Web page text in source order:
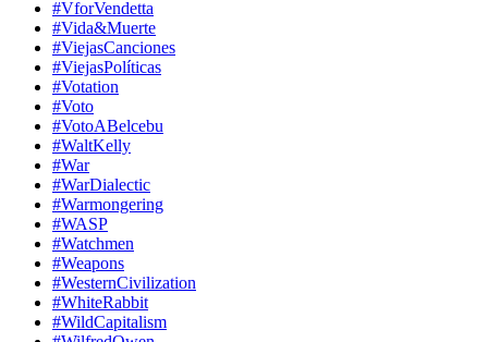
#VforVendetta
#Vida&Muerte
#ViejasCanciones
#ViejasPolíticas
#Votation
#Voto
#VotoABelcebu
#WaltKelly
#War
#WarDialectic
#Warmongering
#WASP
#Watchmen
#Weapons
#WesternCivilization
#WhiteRabbit
#WildCapitalism